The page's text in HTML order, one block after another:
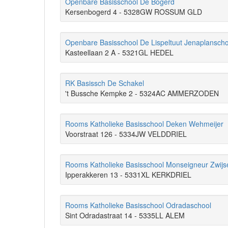
Kersenbogerd 4 - 5328GW ROSSUM GLD
Openbare Basisschool De Lispeltuut
Kasteellaan 2 A - 5321GL HEDEL
RK Basissch De Schakel
't Bussche Kempke 2 - 5324AC AMMERZODEN
Rooms Katholieke Basisschool Deken Wehmeijer
Voorstraat 126 - 5334JW VELDDRIEL
Rooms Katholieke Basisschool Monseigneur
Ipperakkeren 13 - 5331XL KERKDRIEL
Rooms Katholieke Basisschool Odradaschool
Sint Odradastraat 14 - 5335LL ALEM